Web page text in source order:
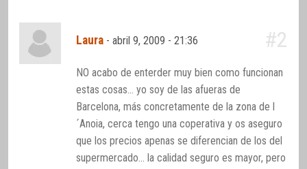
Laura -abril 9, 2009 - 21:36 #2
NO acabo de enterder muy bien como funcionan
estas cosas… yo soy de las afueras de
Barcelona, más concretamente de la zona de l
´Anoia, cerca tengo una coperativa y os aseguro
que los precios apenas se diferencian de los del
supermercado… la calidad seguro es mayor, pero